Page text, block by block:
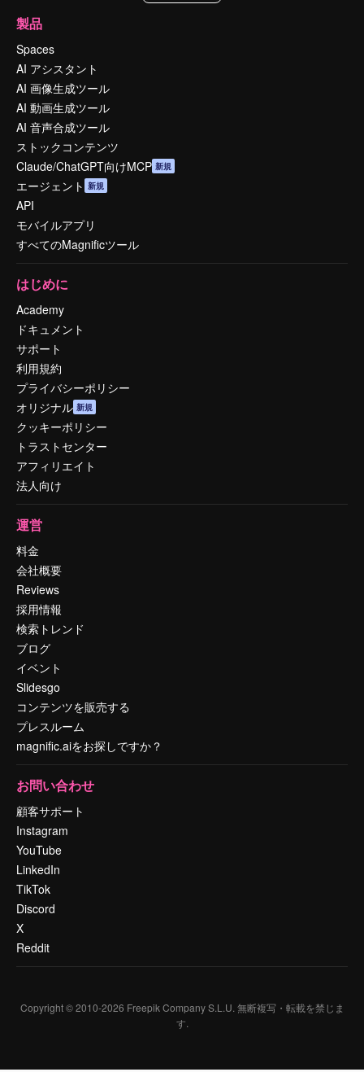
製品
Spaces
AI アシスタント
AI 画像生成ツール
AI 動画生成ツール
AI 音声合成ツール
ストックコンテンツ
Claude/ChatGPT向けMCP 新規
エージェント 新規
API
モバイルアプリ
すべてのMagnificツール
はじめに
Academy
ドキュメント
サポート
利用規約
プライバシーポリシー
オリジナル 新規
クッキーポリシー
トラストセンター
アフィリエイト
法人向け
運営
料金
会社概要
Reviews
採用情報
検索トレンド
ブログ
イベント
Slidesgo
コンテンツを販売する
プレスルーム
magnific.aiをお探しですか？
お問い合わせ
顧客サポート
Instagram
YouTube
LinkedIn
TikTok
Discord
X
Reddit
Copyright © 2010-2026 Freepik Company S.L.U. 無断複写・転載を禁じま
す.